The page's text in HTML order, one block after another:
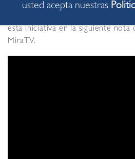
Miraflores presentaron al alcalde,
esta iniciativa en la siguiente
MiraTV.
usted acepta nuestras